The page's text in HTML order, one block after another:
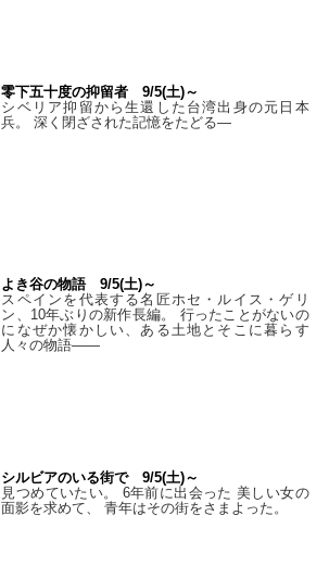
零下五十度の抑留者 9/5(土)～
シベリア抑留から生還した台湾出身の元日本
兵。 深く閉ざされた記憶をたどる—
よき谷の物語 9/5(土)～
スペインを代表する名匠ホセ・ルイス・ゲリ
ン、10年ぶりの新作長編。 行ったことがないの
になぜか懐かしい、ある土地とそこに暮らす
人々の物語――
シルビアのいる街で 9/5(土)～
見つめていたい。 6年前に出会った 美しい女の
面影を求めて、 青年はその街をさまよった。